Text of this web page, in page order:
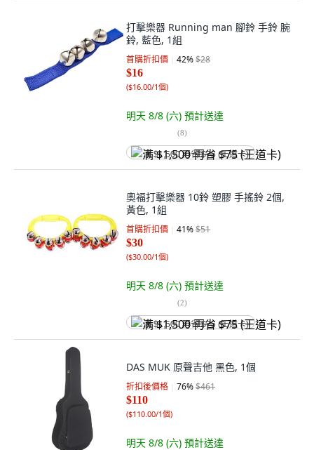
打擊樂器 Running man 腳鈴 手鈴 腕
鈴, 藍色, 1組
首購折扣價 42%$28
$16
($16.00/1個)
明天 8/8 (六) 預計送達
(8)
满 $1,500 再省 $75 (王道卡)
奧福打擊樂器 10鈴 塑膠 手搖鈴 2個,
黃色, 1組
首購折扣價 41%$51
$30
($30.00/1個)
明天 8/8 (六) 預計送達
(2)
满 $1,500 再省 $75 (王道卡)
DAS MUK 原聲吉他 黑色, 1個
折扣後價格 76%$461
$110
($110.00/1個)
明天 8/8 (六) 預計送達